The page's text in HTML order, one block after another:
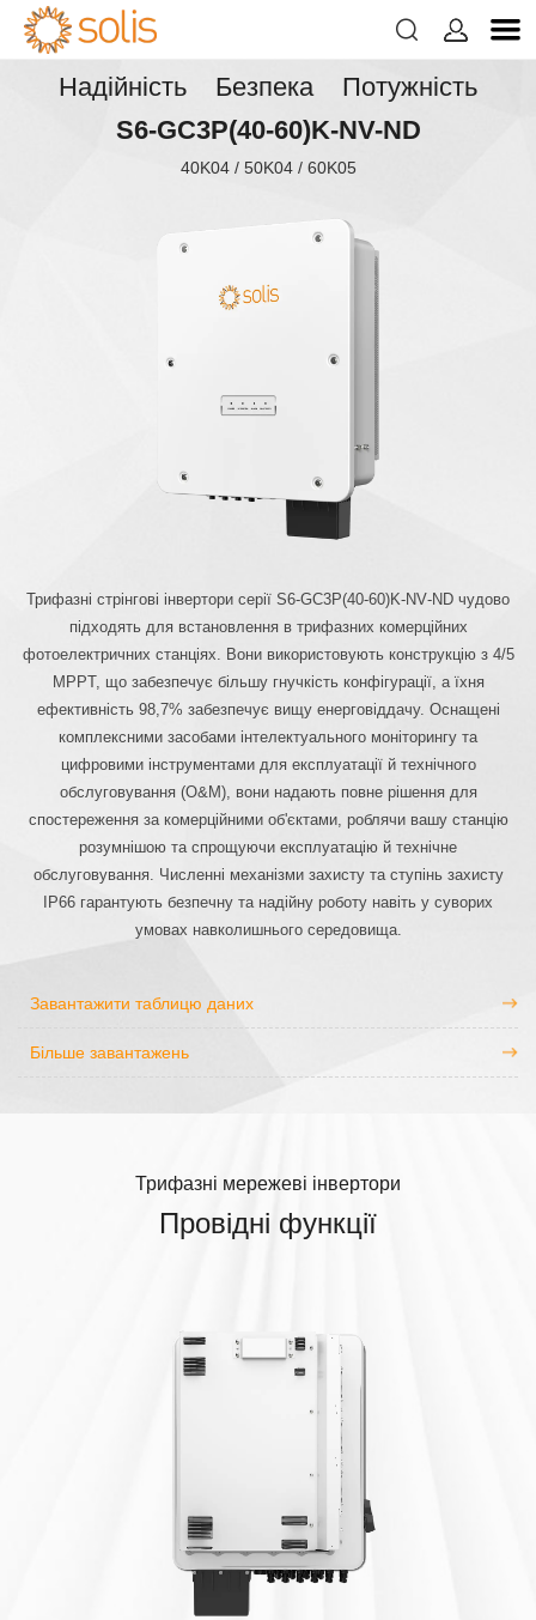
 
Надійність Безпека Потужність
S6-GC3P(40-60)K-NV-ND
40K04 / 50K04 / 60K05
Трифазні стрінгові інвертори серії S6‑GC3P(40‑60)K‑NV‑ND чудово
підходять для встановлення в трифазних комерційних
фотоелектричних станціях. Вони використовують конструкцію з 4/5
MPPT, що забезпечує більшу гнучкість конфігурації, а їхня
ефективність 98,7% забезпечує вищу енерговіддачу. Оснащені
комплексними засобами інтелектуального моніторингу та
цифровими інструментами для експлуатації й технічного
обслуговування (O&M), вони надають повне рішення для
спостереження за комерційними об'єктами, роблячи вашу станцію
розумнішою та спрощуючи експлуатацію й технічне
обслуговування. Численні механізми захисту та ступінь захисту
IP66 гарантують безпечну та надійну роботу навіть у суворих
умовах навколишнього середовища.
Завантажити таблицю даних
Більше завантажень
Трифазні мережеві інвертори
Провідні функції